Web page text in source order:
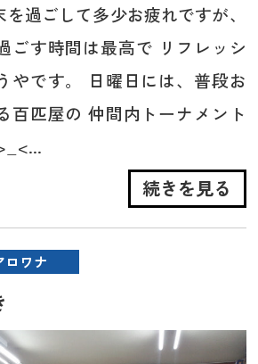
過ごして多少お疲れですが、
ごす時間は最高で リフレッシ
やです。 日曜日には、普段お
百匹屋の 仲間内トーナメント
続きを見る
ロワナ